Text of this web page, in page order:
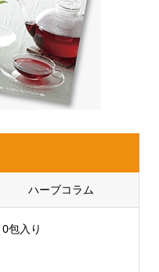
ハーブコラム
包入り